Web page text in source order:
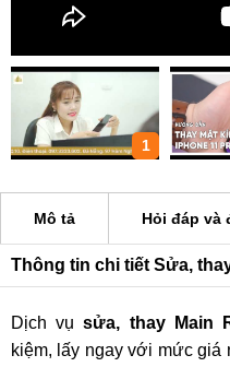
1
Mô tả Hỏi đáp và
Thông tin chi tiết Sửa,
Dịch vụsửa, thay Main
kiệm, lấy ngay với mức giá